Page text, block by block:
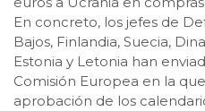
En concreto, los jefes de
Bajos, Finlandia, Suecia,
Estonia y Letonia han
Comisión Europea en la
aprobación de los